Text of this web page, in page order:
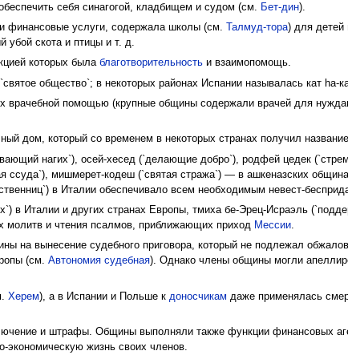
себя синагогой, кладбищем и судом (см.
Бет-дин).
финансовые услуги, содержала школы (см.
Талмуд-тора) для
убой скота и птицы и т. д.
которых былаблаготворительность и взаимопомощь.
общество`; в некоторых районах Испании называлась кат hа-
врачебной помощью (крупные общины содержали врачей для
дом, который со временем в некоторых странах получил
нагих`), осей-хесед (`делающие добро`), родфей цедек
ссуда`), мишмерет-кодеш (`святая стража`) — в ашкеназских
в Италии обеспечивало всем необходимым невест-
в Италии и других странах Европы, тмиха бе-Эрец-Исраэль
молитв и чтения псалмов, приближающих приход Мессии.
вынесение судебного приговора, который не подлежал
(см.Автономия судебная). Однако члены общины могли
Херем), а в Испании и Польше к доносчикам даже применялась
и штрафы. Общины выполняли также функции финансовых
экономическую жизнь своих членов.